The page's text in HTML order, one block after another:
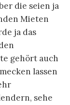
die seien ja
Mieten
ja das
gehört auch
lassen
sehe